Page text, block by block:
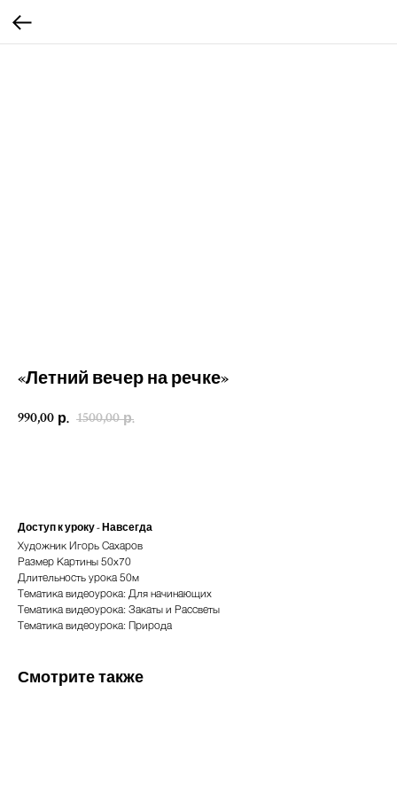
«Летний вечер на речке»
990,00 р. 1500,00 р.
Доступ к уроку - Навсегда
Художник Игорь Сахаров
Размер Картины 50х70
Длительность урока 50м
Тематика видеоурока: Для начинающих
Тематика видеоурока: Закаты и Рассветы
Тематика видеоурока: Природа
Смотрите также